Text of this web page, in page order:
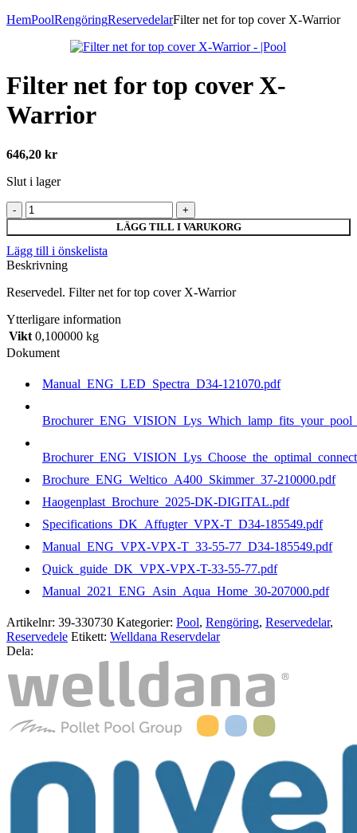
HemPoolRengöringReservedelarFilter net for top cover X-Warrior
Filter net for top cover X-
Warrior
646,20 kr
Slut i lager
Filter
net
for
top
cover
Warrior
LÄGG TILL I VARUKORG
Lägg till i önskelista
Beskrivning
Reservedel. Filter net for top cover X-Warrior
Ytterligare information
Vikt 0,100000 kg
Dokument
Manual_ENG_LED_Spectra_D34-121070.pdf
Brochure_ENG_Weltico_A400_Skimmer_37-210000.pdf
Haogenplast_Brochure_2025-DK-DIGITAL.pdf
Specifications_DK_Affugter_VPX-T_D34-185549.pdf
Manual_ENG_VPX-VPX-T_33-55-77_D34-185549.pdf
Quick_guide_DK_VPX-VPX-T-33-55-77.pdf
Manual_2021_ENG_Asin_Aqua_Home_30-207000.pdf
Artikelnr: 39-330730 Kategorier: Pool, Rengöring, Reservedelar,
Reservedele Etikett: Welldana Reservdelar
Dela: